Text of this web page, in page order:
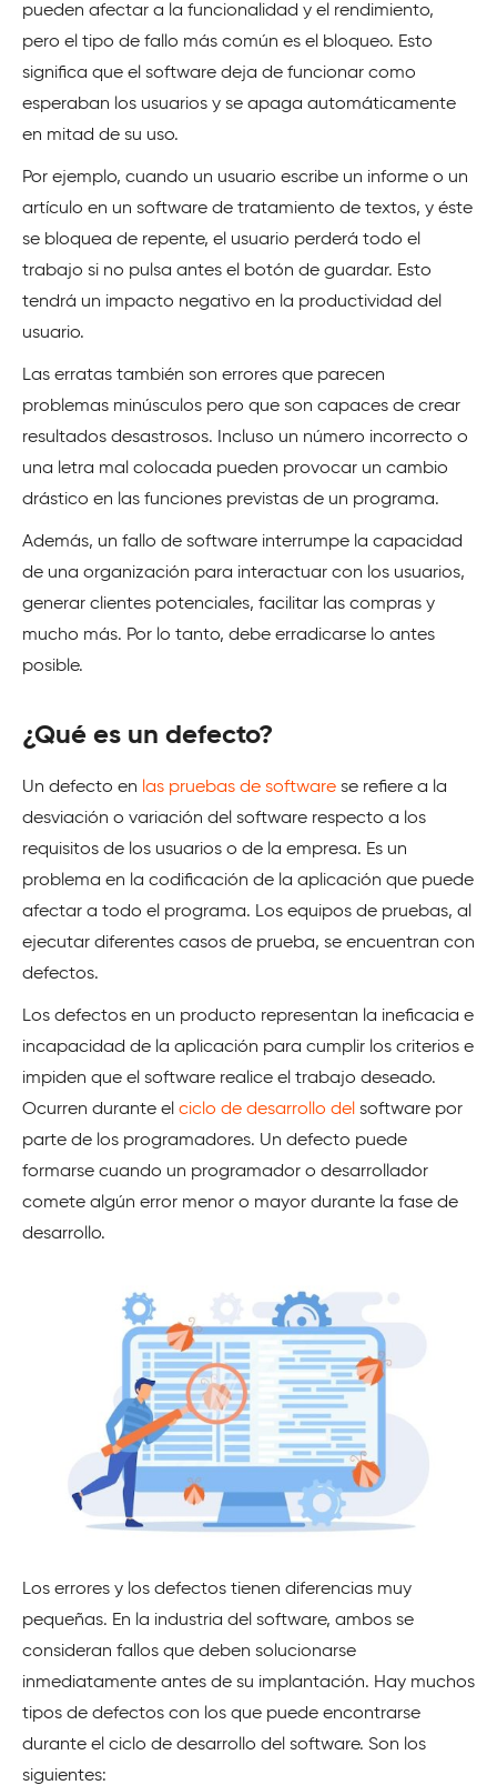
pueden afectar a la funcionalidad y el rendimiento,
pero el tipo de fallo más común es el bloqueo. Esto
significa que el software deja de funcionar como
esperaban los usuarios y se apaga automáticamente
en mitad de su uso.
Por ejemplo, cuando un usuario escribe un informe o un
artículo en un software de tratamiento de textos, y éste
se bloquea de repente, el usuario perderá todo el
trabajo si no pulsa antes el botón de guardar. Esto
tendrá un impacto negativo en la productividad del
usuario.
Las erratas también son errores que parecen
problemas minúsculos pero que son capaces de crear
resultados desastrosos. Incluso un número incorrecto o
una letra mal colocada pueden provocar un cambio
drástico en las funciones previstas de un programa.
Además, un fallo de software interrumpe la capacidad
de una organización para interactuar con los usuarios,
generar clientes potenciales, facilitar las compras y
mucho más. Por lo tanto, debe erradicarse lo antes
posible.
¿Qué es un defecto?
Un defecto en las pruebas de software se refiere a la
desviación o variación del software respecto a los
requisitos de los usuarios o de la empresa. Es un
problema en la codificación de la aplicación que puede
afectar a todo el programa. Los equipos de pruebas, al
ejecutar diferentes casos de prueba, se encuentran con
defectos.
Los defectos en un producto representan la ineficacia e
incapacidad de la aplicación para cumplir los criterios e
impiden que el software realice el trabajo deseado.
Ocurren durante el ciclo de desarrollo del software por
parte de los programadores. Un defecto puede
formarse cuando un programador o desarrollador
comete algún error menor o mayor durante la fase de
desarrollo.
Los errores y los defectos tienen diferencias muy
pequeñas. En la industria del software, ambos se
consideran fallos que deben solucionarse
inmediatamente antes de su implantación. Hay muchos
tipos de defectos con los que puede encontrarse
durante el ciclo de desarrollo del software. Son los
siguientes: